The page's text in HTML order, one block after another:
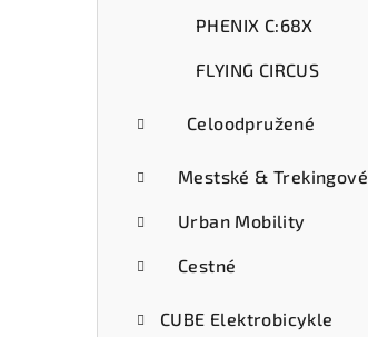
PHENIX C:68X
FLYING CIRCUS
Celoodpružené
Mestské & Trekingové
Urban Mobility
Cestné
CUBE Elektrobicykle